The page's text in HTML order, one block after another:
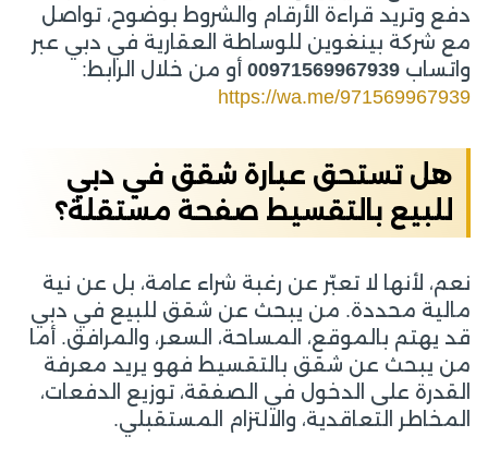
دفع وتريد قراءة الأرقام والشروط بوضوح، تواصل
مع شركة بينغوين للوساطة العقارية في دبي عبر
واتساب 00971569967939أو من خلال الرابط:
https://wa.me/971569967939
هل تستحق عبارة شقق في دبي
للبيع بالتقسيط صفحة مستقلة؟
نعم، لأنها لا تعبّر عن رغبة شراء عامة، بل عن نية
مالية محددة. من يبحث عن شقق للبيع في دبي
قد يهتم بالموقع، المساحة، السعر، والمرافق. أما
من يبحث عن شقق بالتقسيط فهو يريد معرفة
القدرة على الدخول في الصفقة، توزيع الدفعات،
المخاطر التعاقدية، والالتزام المستقبلي.